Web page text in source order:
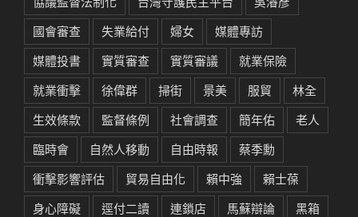
國會審查
失業給付 婦女
媒體專訪
媒體投書
實質審查 實質審議
就業保險
就業衝擊
徐偉群 掃街 景美 服貿
林全
生效條款
監督條例 社會調查 簡年佑
老人
臨時會
自然人移動 自由時報
蔡季勳
衝擊影響評估
貿易自由化 賴中強
賴士葆
身心障礙
逕付二讀 連鎖店 馬蘇辯論 黑箱